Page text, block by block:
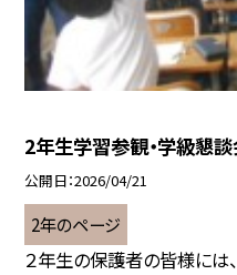
2年生学習参観・学級懇
公開日 2026/04/21
2年のページ
２年生の保護者の皆様には